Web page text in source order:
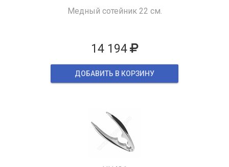
Медный сотейник 22 см.
14 194
ДОБАВИТЬ В КОРЗИНУ